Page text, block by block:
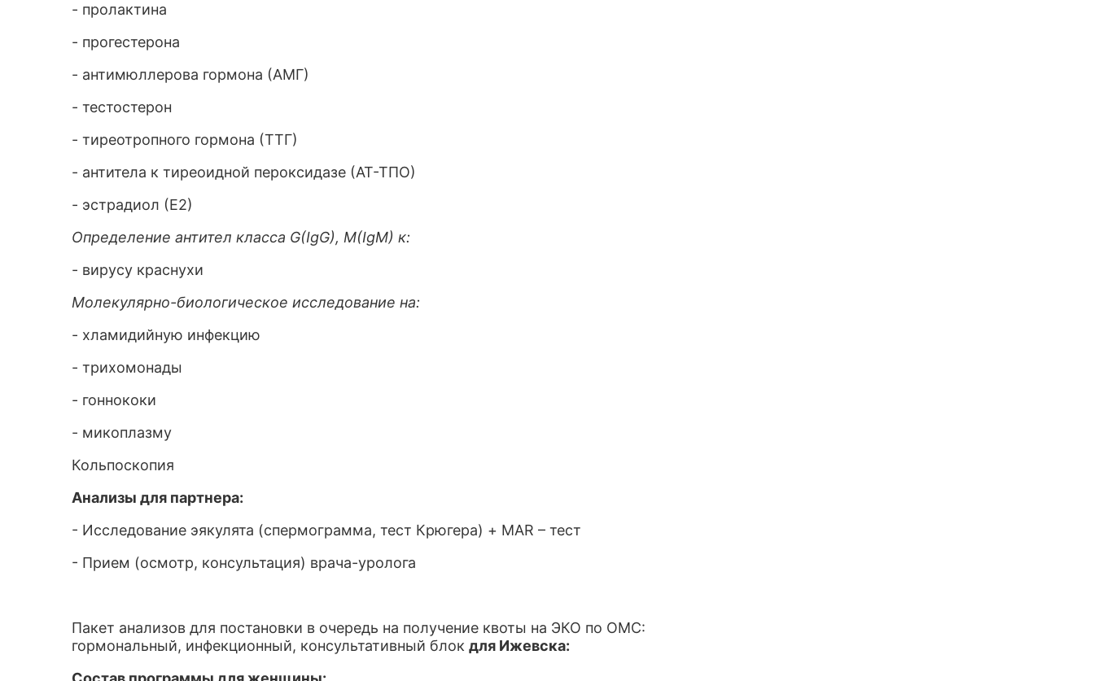
- пролактина
- прогестерона
- антимюллерова гормона (АМГ)
- тестостерон
- тиреотропного гормона (ТТГ)
- антитела к тиреоидной пероксидазе (АТ-ТПО)
- эстрадиол (Е2)
Определение антител класса G(IgG), M(IgM) к:
- вирусу краснухи
Молекулярно-биологическое исследование на:
- хламидийную инфекцию
- трихомонады
- гоннококи
- микоплазму
Кольпоскопия
Анализы для партнера:
- Исследование эякулята (спермограмма, тест Крюгера) + MAR – тест
- Прием (осмотр, консультация) врача-уролога
Пакет анализов для постановки в очередь на получение квоты на ЭКО по ОМС:
гормональный, инфекционный, консультативный блок для Ижевска: